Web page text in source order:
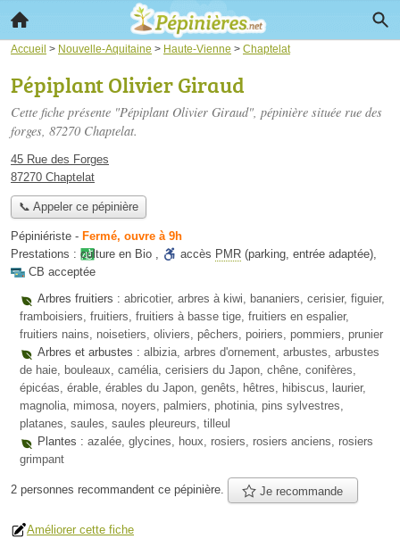
Accueil > Nouvelle-Aquitaine > Haute-Vienne > Chaptelat
Pépiplant Olivier Giraud
Cette fiche présente "Pépiplant Olivier Giraud", pépinière située rue des
forges, 87270 Chaptelat.
45 Rue des Forges
87270 Chaptelat
📞 Appeler ce pépinière
Pépiniériste - Fermé, ouvre à 9h
Prestations : culture en Bio , accès PMR (parking, entrée adaptée),
CB acceptée
Arbres fruitiers : abricotier, arbres à kiwi, bananiers, cerisier, figuier,
framboisiers, fruitiers, fruitiers à basse tige, fruitiers en espalier,
fruitiers nains, noisetiers, oliviers, pêchers, poiriers, pommiers, prunier
Arbres et arbustes : albizia, arbres d'ornement, arbustes, arbustes
de haie, bouleaux, camélia, cerisiers du Japon, chêne, conifères,
épicéas, érable, érables du Japon, genêts, hêtres, hibiscus, laurier,
magnolia, mimosa, noyers, palmiers, photinia, pins sylvestres,
platanes, saules, saules pleureurs, tilleul
Plantes : azalée, glycines, houx, rosiers, rosiers anciens, rosiers
grimpant
2 personnes recommandent ce pépinière. Je recommande
Améliorer cette fiche